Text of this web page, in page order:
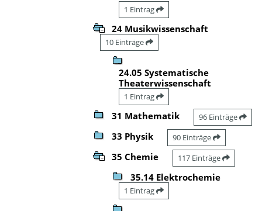
1 Eintrag
24 Musikwissenschaft
10 Einträge
24.05 Systematische
Theaterwissenschaft
1 Eintrag
31 Mathematik 96 Einträge
33 Physik 90 Einträge
35 Chemie 117 Einträge
35.14 Elektrochemie
1 Eintrag